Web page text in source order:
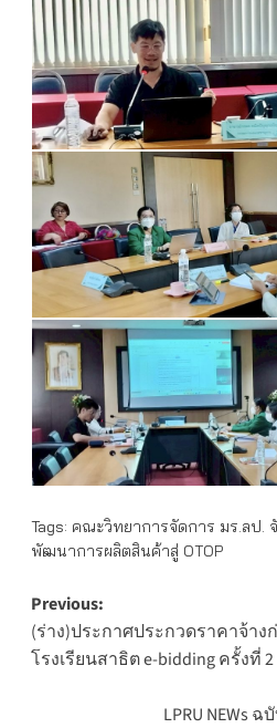
Tags: คณะวิทยาการจัดการ มร.ลป.
พัฒนาการผลิตสินค้าสู่ OTOP
Post
navigation
Previous:
(ร่าง)ประกาศประกวดราคาจ้าง
โรงเรียนสาธิต e-bidding ครั้งที่ 2
LPRU NEWs